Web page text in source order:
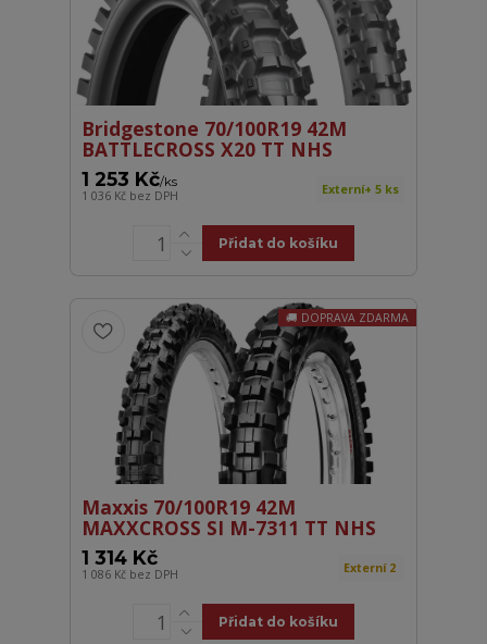
Bridgestone 70/100R19 42M
BATTLECROSS X20 TT NHS
1 253 Kč/ks
1 036 Kč bez DPH Externí+ 5 ks
Přidat do košíku
DOPRAVA ZDARMA
Maxxis 70/100R19 42M
MAXXCROSS SI M-7311 TT NHS
1 314 Kč
1 086 Kč bez DPH Externí 2
Přidat do košíku